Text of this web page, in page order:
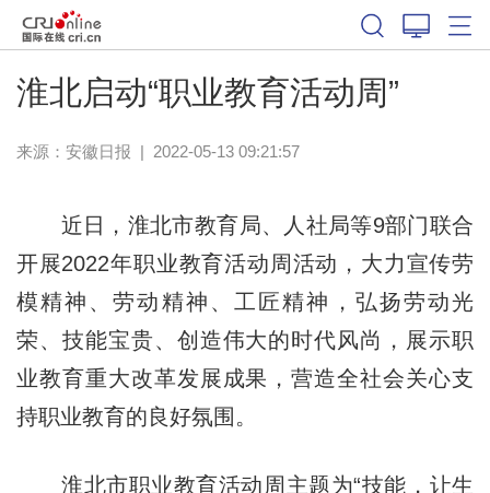
淮北启动“职业教育活动周”
来源： 安徽日报 | 2022-05-13 09:21:57
近日，淮北市教育局、人社局等9部门联合
开展2022年职业教育活动周活动，大力宣传劳
模精神、劳动精神、工匠精神，弘扬劳动光
荣、技能宝贵、创造伟大的时代风尚，展示职
业教育重大改革发展成果，营造全社会关心支
持职业教育的良好氛围。
淮北市职业教育活动周主题为“技能，让生